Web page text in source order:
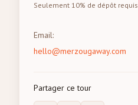
Seulement 10% de dépôt requis
Email:
hello@merzougaway.com
Partager ce tour